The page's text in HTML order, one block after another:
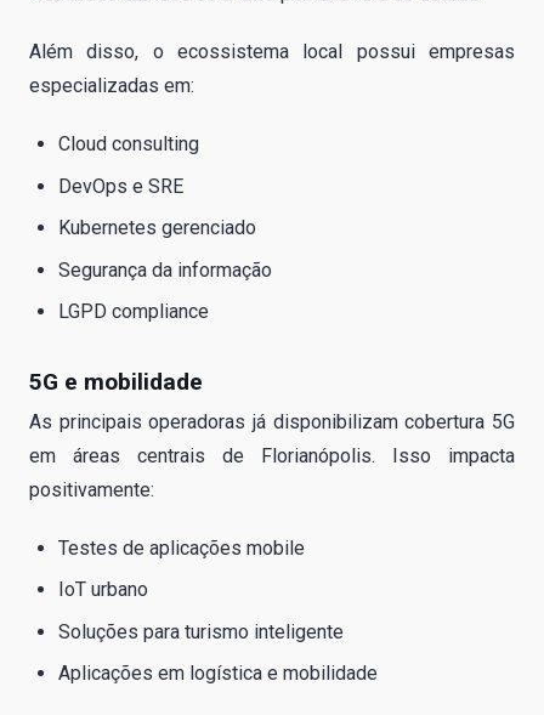
Além disso, o ecossistema local possui empresas
especializadas em:
Cloud consulting
DevOps e SRE
Kubernetes gerenciado
Segurança da informação
LGPD compliance
5G e mobilidade
As principais operadoras já disponibilizam cobertura 5G
em áreas centrais de Florianópolis. Isso impacta
positivamente:
Testes de aplicações mobile
IoT urbano
Soluções para turismo inteligente
Aplicações em logística e mobilidade